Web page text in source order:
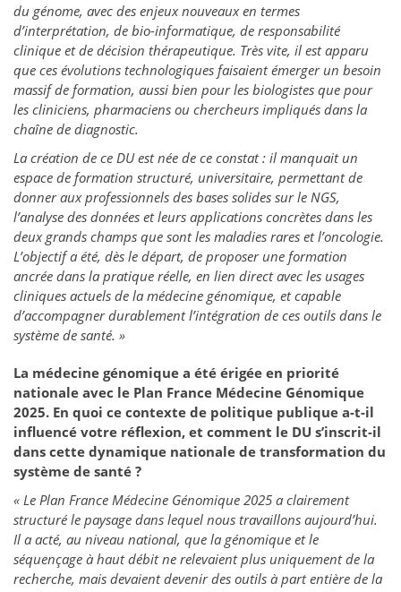
du génome, avec des enjeux nouveaux en termes
d’interprétation, de bio-informatique, de responsabilité
clinique et de décision thérapeutique. Très vite, il est apparu
que ces évolutions technologiques faisaient émerger un besoin
massif de formation, aussi bien pour les biologistes que pour
les cliniciens, pharmaciens ou chercheurs impliqués dans la
chaîne de diagnostic.
La création de ce DU est née de ce constat : il manquait un
espace de formation structuré, universitaire, permettant de
donner aux professionnels des bases solides sur le NGS,
l’analyse des données et leurs applications concrètes dans les
deux grands champs que sont les maladies rares et l’oncologie.
L’objectif a été, dès le départ, de proposer une formation
ancrée dans la pratique réelle, en lien direct avec les usages
cliniques actuels de la médecine génomique, et capable
d’accompagner durablement l’intégration de ces outils dans le
système de santé. »
La médecine génomique a été érigée en priorité
nationale avec le Plan France Médecine Génomique
2025. En quoi ce contexte de politique publique a-t-il
influencé votre réflexion, et comment le DU s’inscrit-il
dans cette dynamique nationale de transformation du
système de santé ?
« Le Plan France Médecine Génomique 2025 a clairement
structuré le paysage dans lequel nous travaillons aujourd’hui.
Il a acté, au niveau national, que la génomique et le
séquençage à haut débit ne relevaient plus uniquement de la
recherche, mais devaient devenir des outils à part entière de la